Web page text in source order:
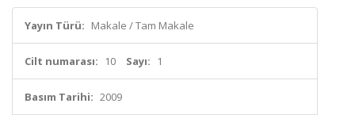
Yayın Türü: Makale / Tam Makale
Cilt numarası: 10 Sayı: 1
Basım Tarihi: 2009